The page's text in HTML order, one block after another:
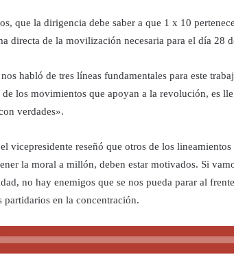
que la dirigencia debe saber a que 1 x 10
directa de la movilización necesaria para el día 28
habló de tres líneas fundamentales para este
los movimientos que apoyan a la revolución, es
verdades».
vicepresidente reseñó que otros de los
la moral a millón, deben estar motivados. Si
no hay enemigos que se nos pueda parar al
partidarios en la concentración.